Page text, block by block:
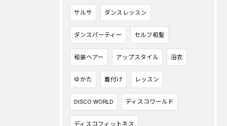
サルサ ダンスレッスン
ダンスパーティー セルフ和髪
和装ヘアー アップスタイル 浴衣
ゆかた 着付け レッスン
DISCO WORLD ディスコワールド
ディスコフィットネス